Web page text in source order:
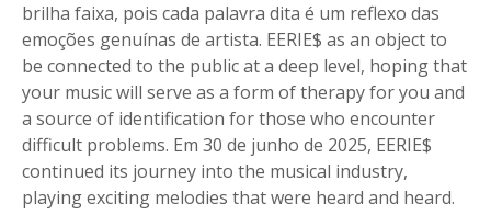
brilha faixa, pois cada palavra dita é um reflexo das
emoções genuínas de artista. EERIE$ as an object to
be connected to the public at a deep level, hoping that
your music will serve as a form of therapy for you and
a source of identification for those who encounter
difficult problems. Em 30 de junho de 2025, EERIE$
continued its journey into the musical industry,
playing exciting melodies that were heard and heard.